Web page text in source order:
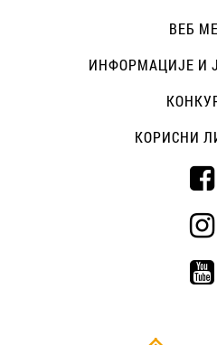
ВЕБ
ИНФОРМАЦИЈЕ И
КОРИСНИ